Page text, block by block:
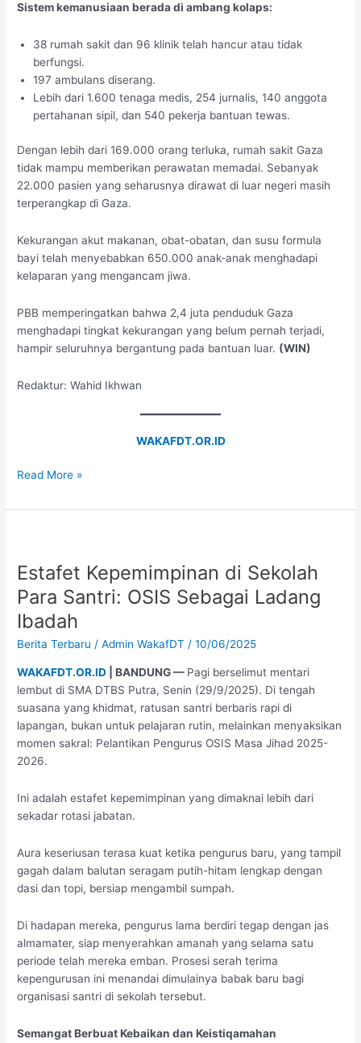
Sistem kemanusiaan berada di ambang kolaps:
38 rumah sakit dan 96 klinik telah hancur atau tidak
berfungsi.
197 ambulans diserang.
Lebih dari 1.600 tenaga medis, 254 jurnalis, 140 anggota
pertahanan sipil, dan 540 pekerja bantuan tewas.
Dengan lebih dari 169.000 orang terluka, rumah sakit Gaza
tidak mampu memberikan perawatan memadai. Sebanyak
22.000 pasien yang seharusnya dirawat di luar negeri masih
terperangkap di Gaza.
Kekurangan akut makanan, obat-obatan, dan susu formula
bayi telah menyebabkan 650.000 anak-anak menghadapi
kelaparan yang mengancam jiwa.
PBB memperingatkan bahwa 2,4 juta penduduk Gaza
menghadapi tingkat kekurangan yang belum pernah terjadi,
hampir seluruhnya bergantung pada bantuan luar. (WIN)
Redaktur: Wahid Ikhwan
WAKAFDT.OR.ID
Read More »
Estafet Kepemimpinan di Sekolah
Para Santri: OSIS Sebagai Ladang
Ibadah
Berita Terbaru /Admin WakafDT/10/06/2025
WAKAFDT.OR.ID | BANDUNG — Pagi berselimut mentari
lembut di SMA DTBS Putra, Senin (29/9/2025). Di tengah
suasana yang khidmat, ratusan santri berbaris rapi di
lapangan, bukan untuk pelajaran rutin, melainkan menyaksikan
momen sakral: Pelantikan Pengurus OSIS Masa Jihad 2025-
2026.
Ini adalah estafet kepemimpinan yang dimaknai lebih dari
sekadar rotasi jabatan.
Aura keseriusan terasa kuat ketika pengurus baru, yang tampil
gagah dalam balutan seragam putih-hitam lengkap dengan
dasi dan topi, bersiap mengambil sumpah.
Di hadapan mereka, pengurus lama berdiri tegap dengan jas
almamater, siap menyerahkan amanah yang selama satu
periode telah mereka emban. Prosesi serah terima
kepengurusan ini menandai dimulainya babak baru bagi
organisasi santri di sekolah tersebut.
Semangat Berbuat Kebaikan dan Keistiqamahan
di
Sekolah
Para
Santri:
OSIS
Ladang
Ibadah